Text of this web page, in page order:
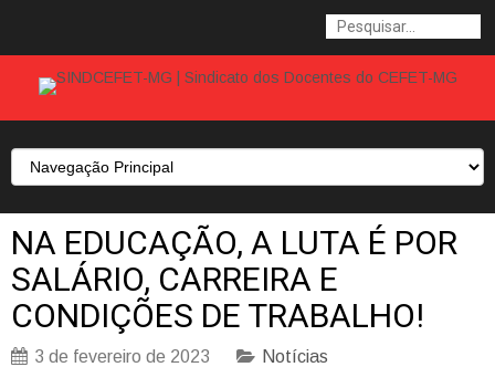
NA EDUCAÇÃO, A LUTA É POR
SALÁRIO, CARREIRA E
CONDIÇÕES DE TRABALHO!
3 de fevereiro de 2023 Notícias